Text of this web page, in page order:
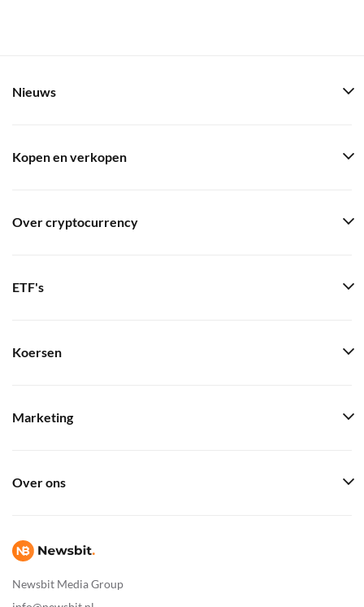
Newsbit Media Group
Nieuws
Kopen en verkopen
Over cryptocurrency
ETF's
Koersen
Marketing
Over ons